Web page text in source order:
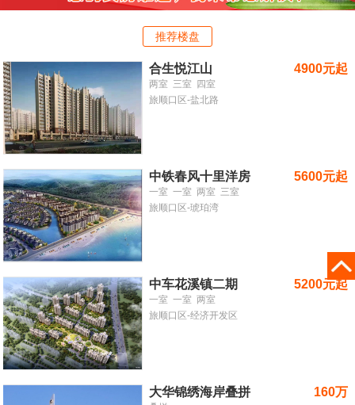
推荐楼盘
合生悦江山 4900元起
两室 三室
四室
旅顺口区-盐北路
中铁春风十里洋房 5600元起
一室一室两室 三室
旅顺口区-琥珀湾
中车花溪镇二期 5200元起
一室一室两室
旅顺口区-经济开发区
大华锦绣海岸叠拼 160万